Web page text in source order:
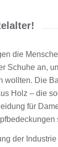
die
Schuhe an,
wollten. Die
Holz – die
für
der